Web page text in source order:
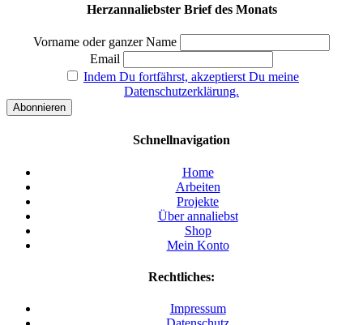
Herzannaliebster Brief des Monats
Vorname oder ganzer Name
Email
Indem Du fortfährst, akzeptierst Du meine
Datenschutzerklärung.
Schnellnavigation
Home
Arbeiten
Projekte
Über annaliebst
Shop
Mein Konto
Rechtliches:
Impressum